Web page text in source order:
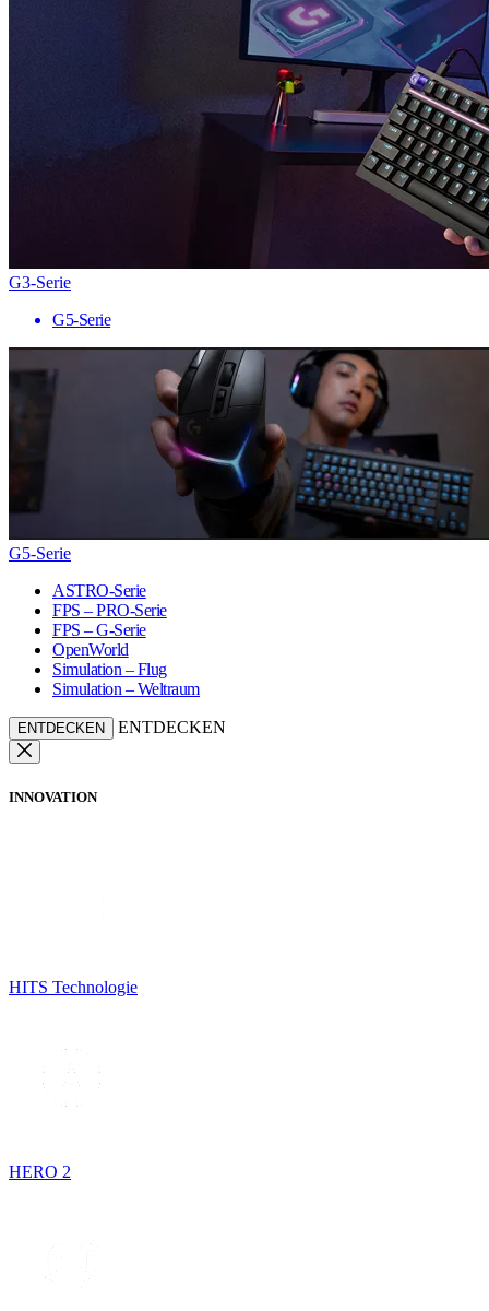
G3-Serie
G5-Serie
G5-Serie
ASTRO-Serie
FPS – PRO-Serie
FPS – G-Serie
OpenWorld
Simulation – Flug
Simulation – Weltraum
ENTDECKEN ENTDECKEN
INNOVATION
HITS Technologie
HERO 2